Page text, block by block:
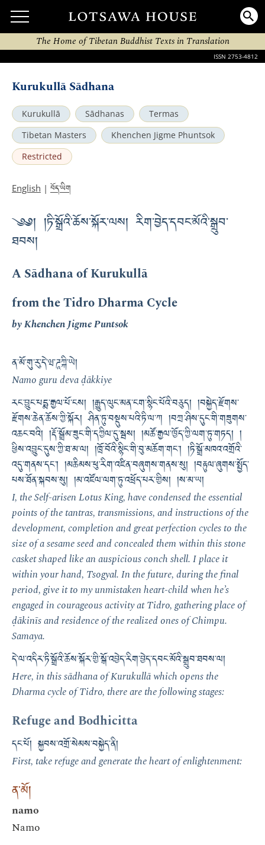
The Home of Tibetan Buddhist Texts in Translation
ISSN 2753-4812
Kurukullā Sādhana
Kurukullā Sādhanas
Termas
Tibetan Masters
Khenchen Jigme Phuntsok
Restricted
English | བོད་ཡིག
༄༅། །ཏི་སྒྲོའི་ཆོས་སྐོར་ལས། རིག་བྱེད་དབང་མོའི་སྒྲུབ་
ཐབས།
A Sādhana of Kurukullā
from the Tidro Dharma Cycle
by Khenchen Jigme Puntsok
ན་མོ་གུ་རུ་དེ་ཝ་ཌཱཀྐི་ཡེ།
Namo guru deva ḍākkiye
རང་བྱུང་པདྨ་རྒྱལ་པོ་ངས། །རྒྱུད་ལུང་མན་ངག་སྙིང་པོའི་བཅུད། །བསྐྱེད་རྫོགས་
རྫོགས་ཆེན་ཆོས་ཀྱི་སྐོར། ཤིན་ཏུ་བསྡུས་པའི་ཏི་ལ་ཀ །བཀྲ་ཤིས་དུང་གི་གཟུགས་
འཆང་བའི། །རྡོ་སྒྲོམ་ཟུང་གི་དཀྱིལ་དུ་སྦས། །མཚོ་རྒྱལ་ཁྱོད་ཀྱི་ལག་ཏུ་གཏད། །
ཕྱིས་འབྱུང་དུས་ཀྱི་ཐ་མ་ལ། །ཁྲོ་བོའི་སྙིང་གི་བུ་མཆོག་གང་། །ཏི་སྒྲོ་མཁའ་འགྲོའི་
འདུ་གནས་དང་། །མཆིམས་ཕུ་རིག་འཛིན་བཞུགས་གནས་སུ། །བརྟུལ་ཞུགས་སྤྱོད་
པས་ཐོན་སྐབས་སུ། །མ་འཛོལ་ལག་ཏུ་འཕྲོད་པར་གྱིས། །ས་མ་ཡ།
I, the Self-arisen Lotus King, have condensed the essential
points of the tantras, transmissions, and instructions of the
development, completion and great perfection cycles to the
size of a sesame seed and concealed them within this stone
casket shaped like an auspicious conch shell. I place it
within your hand, Tsogyal. In the future, during the final
period, give it to my unmistaken heart-child when he’s
engaged in courageous activity at Tidro, gathering place of
ḍākinīs and residence of the realized ones of Chimpu.
Samaya.
དེ་ལ་འདིར་ཏི་སྒྲོའི་ཆོས་སྐོར་གྱི་སྒོ་འབྱེད་རིག་བྱེད་དབང་མོའི་སྒྲུབ་ཐབས་ལ།
Here, in this sādhana of Kurukullā which opens the
Dharma cycle of Tidro, there are the following stages:
Refuge and Bodhicitta
དང་པོ། སྐྱབས་འགྲོ་སེམས་བསྐྱེད་ནི།
First, take refuge and generate the heart of enlightenment:
ན་མོ།
namo
Namo